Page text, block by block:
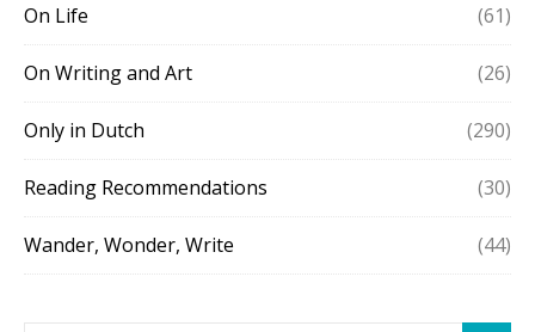
On Life (61)
On Writing and Art (26)
Only in Dutch (290)
Reading Recommendations (30)
Wander, Wonder, Write (44)